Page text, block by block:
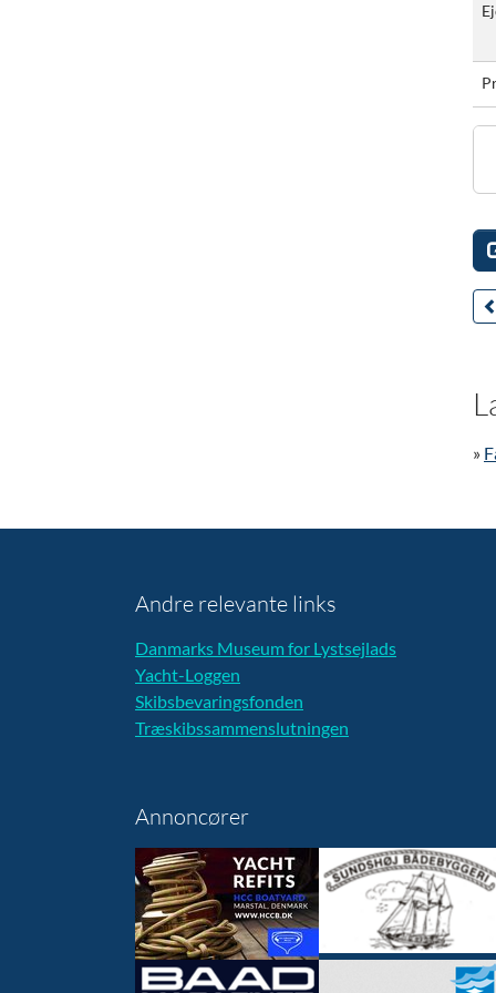
»
Andre relevante links
Danmarks Museum for Lystsejlads
Yacht-Loggen
Skibsbevaringsfonden
Træskibssammenslutningen
Annoncører